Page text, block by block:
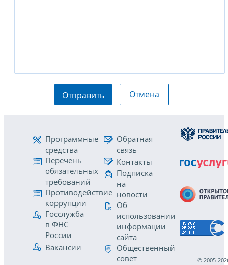
Отправить Отмена
Программные
средства
Перечень
обязательных
требований
Противодействие
коррупции
Госслужба
в ФНС
России
Вакансии
Обратная
связь
Контакты
Подписка
на
новости
Об
использовании
информации
сайта
Общественный
совет
© 2005-